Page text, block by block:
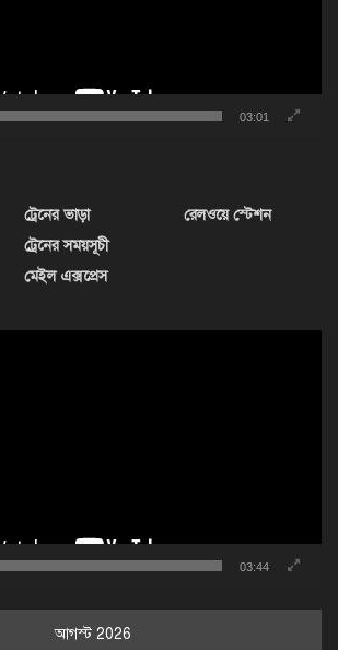
03:01
ট্রেনের ভাড়া
ট্রেনের সময়সূচী
মেইল এক্সপ্রেস
রেলওয়ে স্টেশন
03:44
আগস্ট 2026